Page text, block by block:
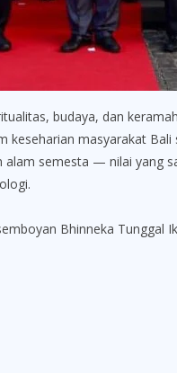
budaya, dan
masyarakat
semesta — nilai yang
Bhinneka Tunggal